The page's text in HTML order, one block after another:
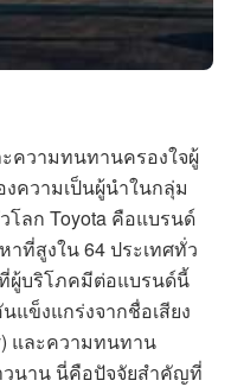
ความทนทานครองใจผู้
ความเป็นผู้นำในกลุ่ม
ลก Toyota คือแบรนด์
ที่สูงใน 64 ประเทศทั่ว
ผู้บริโภคมีต่อแบรนด์นี้
แข็งแกร่งจากชื่อเสียง
และความทนทาน
วนาน นี่คือปัจจัยสำคัญที่